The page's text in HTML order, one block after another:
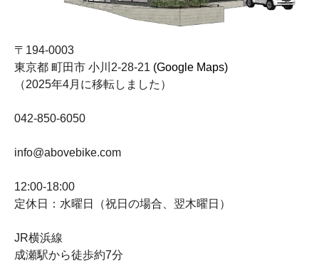
〒194-0003
東京都 町田市 小川2-28-21 (Google Maps)
（2025年4月に移転しました）
042-850-6050
info@abovebike.com
12:00-18:00
定休日：水曜日（祝日の場合、翌木曜日）
JR横浜線
成瀬駅から徒歩約7分